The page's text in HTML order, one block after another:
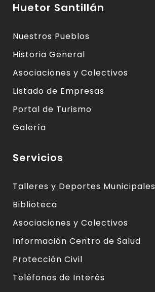
Huetor Santillán
Nuestros Pueblos
Historia General
Asociaciones y Colectivos
Listado de Empresas
Portal de Turismo
Galería
Servicios
Talleres y Deportes Municipales
Biblioteca
Asociaciones y Colectivos
Información Centro de Salud
Protección Civil
Teléfonos de Interés